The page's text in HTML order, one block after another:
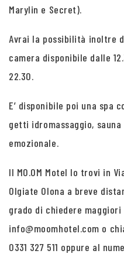
Marylin e Secret).
Avrai la possibilità inoltre
camera disponibile dalle
22.30.
E’ disponibile poi una spa
getti idromassaggio,
emozionale.
Il MO.OM Motel lo trovi in
Olgiate Olona a breve
grado di chiedere
info@moomhotel.com o
0331 327 511 oppure al